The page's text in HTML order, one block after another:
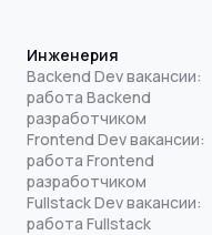
Инженерия
Backend Dev вакансии:
работа Backend
разработчиком
Frontend Dev вакансии:
работа Frontend
разработчиком
Fullstack Dev вакансии:
работа Fullstack